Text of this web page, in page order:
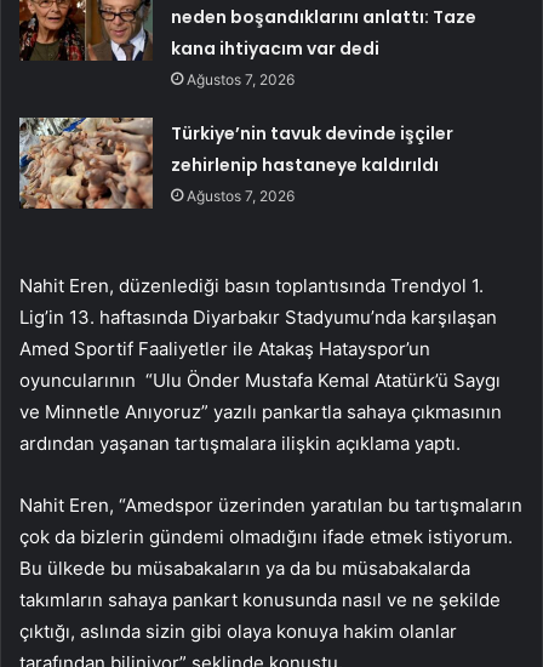
neden boşandıklarını anlattı: Taze
kana ihtiyacım var dedi
Ağustos 7, 2026
Türkiye’nin tavuk devinde işçiler
zehirlenip hastaneye kaldırıldı
Ağustos 7, 2026
Nahit Eren, düzenlediği basın toplantısında Trendyol 1.
Lig’in 13. haftasında Diyarbakır Stadyumu’nda karşılaşan
Amed Sportif Faaliyetler ile Atakaş Hatayspor’un
oyuncularının “Ulu Önder Mustafa Kemal Atatürk’ü Saygı
ve Minnetle Anıyoruz” yazılı pankartla sahaya çıkmasının
ardından yaşanan tartışmalara ilişkin açıklama yaptı.
Nahit Eren, “Amedspor üzerinden yaratılan bu tartışmaların
çok da bizlerin gündemi olmadığını ifade etmek istiyorum.
Bu ülkede bu müsabakaların ya da bu müsabakalarda
takımların sahaya pankart konusunda nasıl ve ne şekilde
çıktığı, aslında sizin gibi olaya konuya hakim olanlar